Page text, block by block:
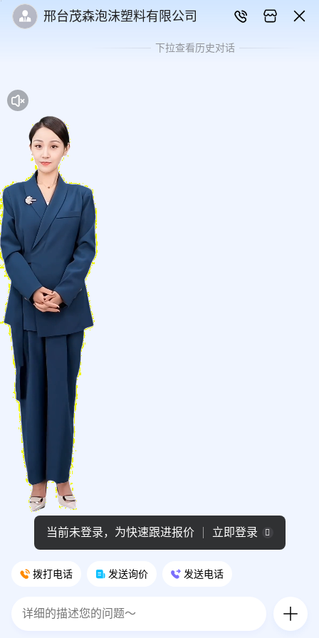
邢台茂森泡沫塑料有限公司
下拉查看历史对话
拨打电话 发送询价 发送电话
当前未登录，为快速跟进报价 立即登录